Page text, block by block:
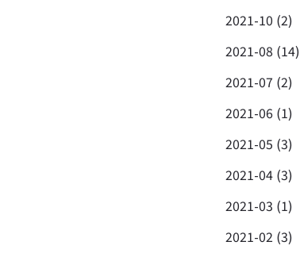
2021-10 (2)
2021-08 (14)
2021-07 (2)
2021-06 (1)
2021-05 (3)
2021-04 (3)
2021-03 (1)
2021-02 (3)